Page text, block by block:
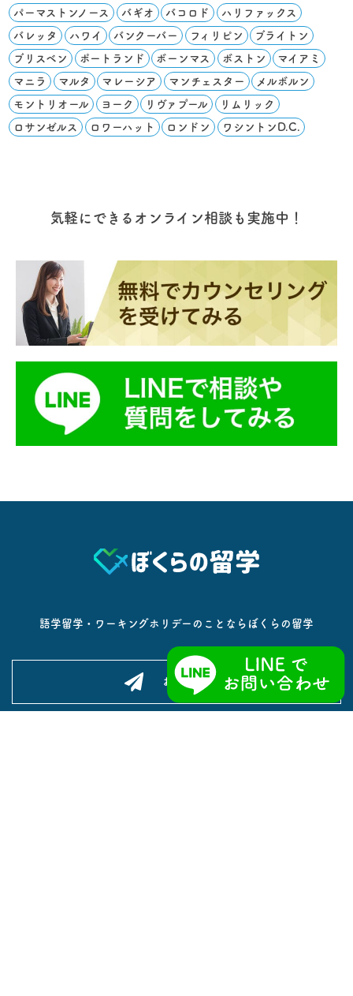
パーマストンノース バギオ バコロド ハリファックス
バレッタ ハワイ バンクーバー フィリピン ブライトン
ブリスベン ポートランド ボーンマス ボストン マイアミ
マニラ マルタ マレーシア マンチェスター メルボルン
モントリオール ヨーク リヴァプール リムリック
ロサンゼルス ロワーハット ロンドン ワシントンD.C.
気軽にできるオンライン相談も実施中！
語学留学・ワーキングホリデーのことならぼくらの留学
お問い合わせ